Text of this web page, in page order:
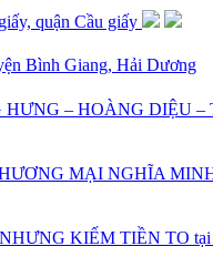
quận Cầu giấy
Bình Giang, Hải Dương
– HOÀNG DIỆU –
MẠI NGHĨA
KIẾM TIỀN TO tại